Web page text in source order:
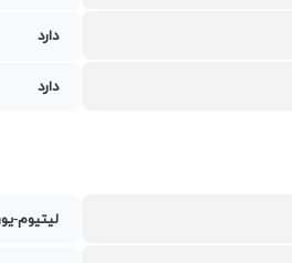
دارد
دارد
لیتیوم-